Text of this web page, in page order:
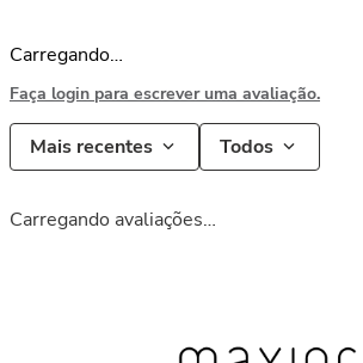
Carregando…
Faça login para escrever uma avaliação.
Mais recentes Todos
Carregando avaliações…